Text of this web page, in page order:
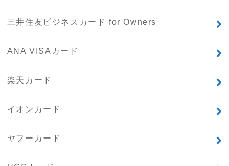
三井住友ビジネスカード for Owners
ANA VISAカード
楽天カード
イオンカード
ヤフーカード